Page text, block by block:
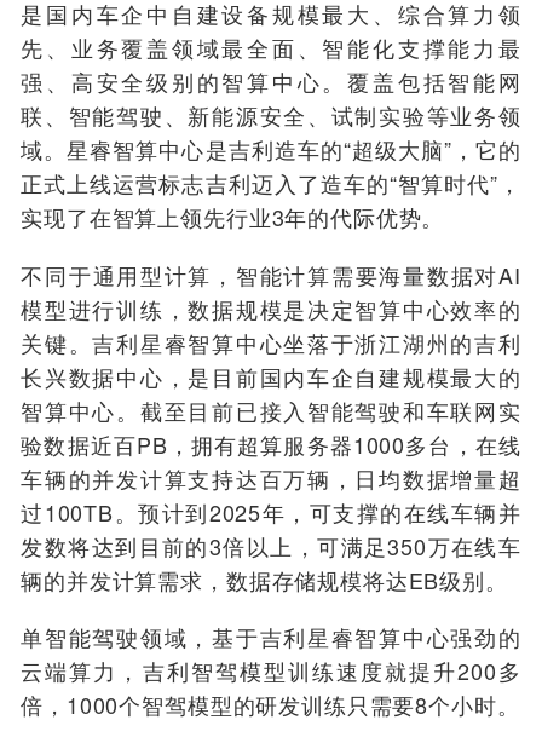
是国内车企中自建设备规模最大、综合算力领
先、业务覆盖领域最全面、智能化支撑能力最
强、高安全级别的智算中心。覆盖包括智能网
联、智能驾驶、新能源安全、试制实验等业务领
域。星睿智算中心是吉利造车的“超级大脑”，它的
正式上线运营标志吉利迈入了造车的“智算时代”，
实现了在智算上领先行业3年的代际优势。
不同于通用型计算，智能计算需要海量数据对AI
模型进行训练，数据规模是决定智算中心效率的
关键。吉利星睿智算中心坐落于浙江湖州的吉利
长兴数据中心，是目前国内车企自建规模最大的
智算中心。截至目前已接入智能驾驶和车联网实
验数据近百PB，拥有超算服务器1000多台，在线
车辆的并发计算支持达百万辆，日均数据增量超
过100TB。预计到2025年，可支撑的在线车辆并
发数将达到目前的3倍以上，可满足350万在线车
辆的并发计算需求，数据存储规模将达EB级别。
单智能驾驶领域，基于吉利星睿智算中心强劲的
云端算力，吉利智驾模型训练速度就提升200多
倍，1000个智驾模型的研发训练只需要8个小时。